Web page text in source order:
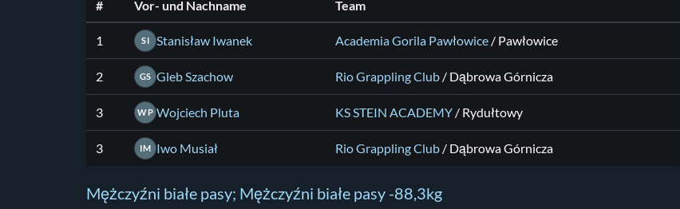
# Vor- und Nachname Team
1 SI Stanisław Iwanek Academia Gorila Pawłowice / Pawłowice
2 GS Gleb Szachow Rio Grappling Club / Dąbrowa Górnicza
3 WP Wojciech Pluta KS STEIN ACADEMY / Rydułtowy
3 IM Iwo Musiał Rio Grappling Club / Dąbrowa Górnicza
Mężczyźni białe pasy; Mężczyźni białe pasy -88,3kg